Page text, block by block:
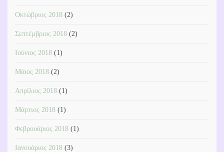
Οκτώβριος 2018 (2)
Σεπτέμβριος 2018 (2)
Ιούνιος 2018 (1)
Μάιος 2018 (2)
Απρίλιος 2018 (1)
Μάρτιος 2018 (1)
Φεβρουάριος 2018 (1)
Ιανουάριος 2018 (3)